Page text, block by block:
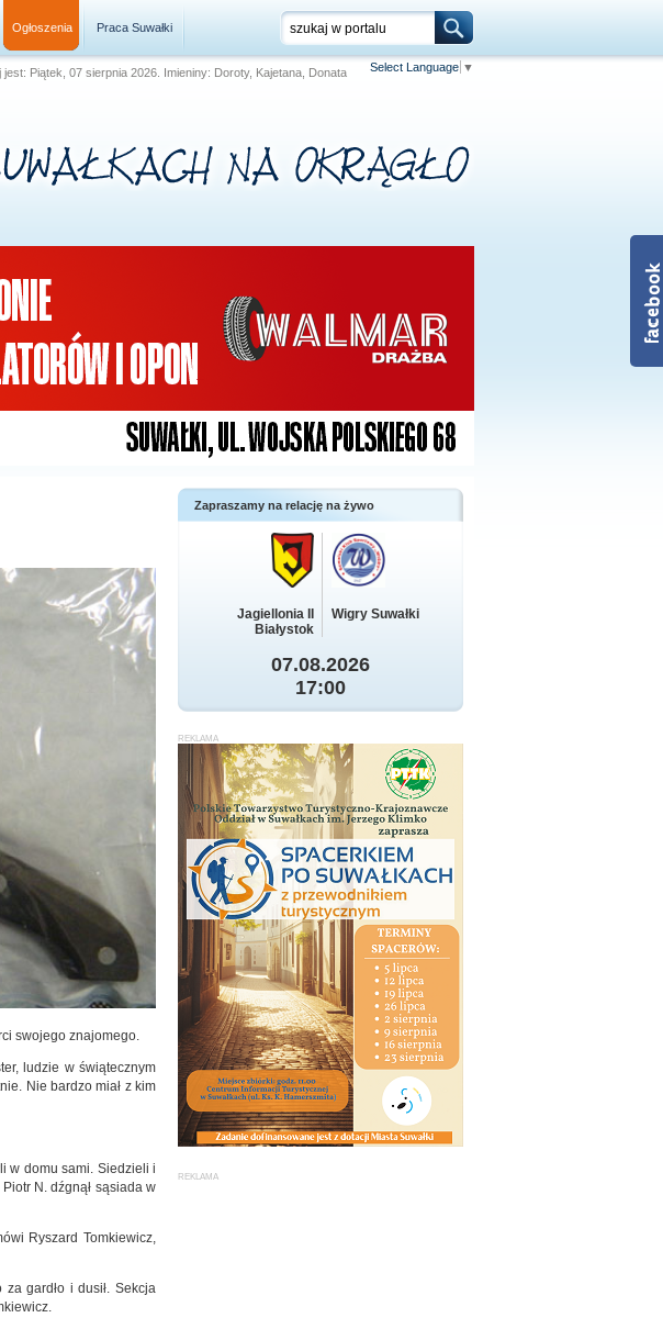
Ogłoszenia Praca Suwałki
jest: Piątek, 07 sierpnia 2026. Imieniny: Doroty, Kajetana, Donata Select Language ▼
swojego znajomego.
ludzie w świątecznym
Nie bardzo miał z kim
w domu sami. Siedzieli i
N. dźgnął sąsiada w
Ryszard Tomkiewicz,
gardło i dusił. Sekcja
Zapraszamy na relację na żywo
Jagiellonia II
Białystok
Wigry Suwałki
07.08.2026
17:00